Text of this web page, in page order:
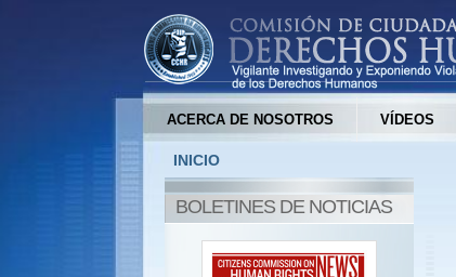
ACERCA DE NOSOTROS VÍDEOS
INICIO
BOLETINES DE NOTICIAS